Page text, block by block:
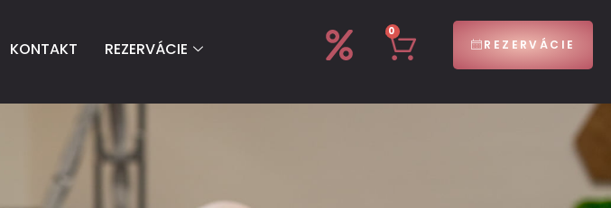
KONTAKT REZERVÁCIE
0
REZERVÁCIE